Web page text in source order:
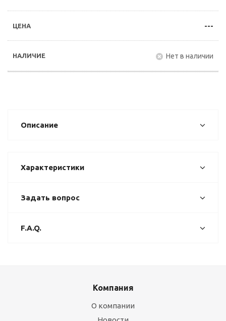
---
Нет в наличии
Описание
Характеристики
Задать вопрос
F.A.Q.
Компания
О компании